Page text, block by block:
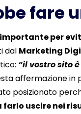
fare
per
dal Marketing
“il vostro sito
affermazione
posizionato
uscire nei